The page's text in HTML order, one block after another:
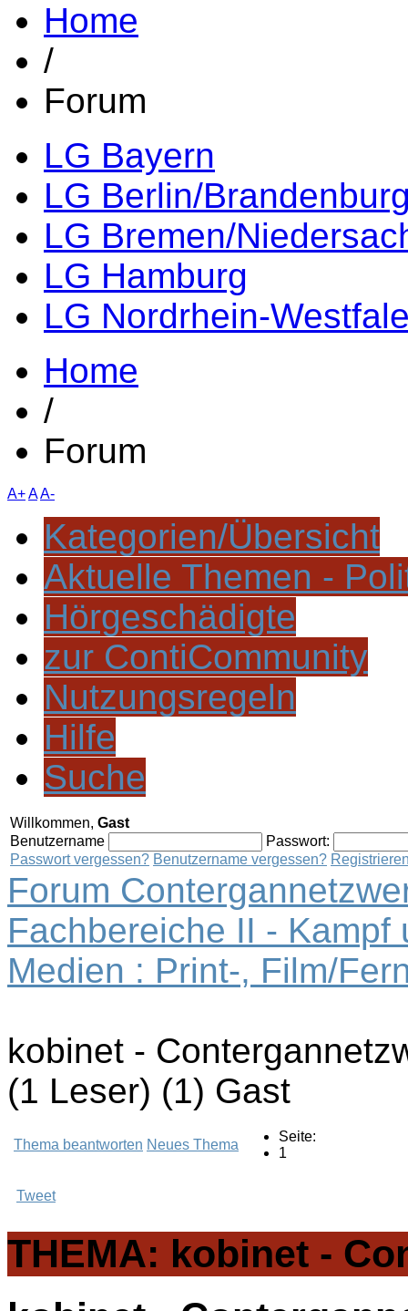
Home
/
Forum
LG Bayern
LG Berlin/
LG Bremen/
LG Hamburg
LG Nordrhein-
Home
/
Forum
A+AA-
Kategorien/Übersicht
Aktuelle Themen -
Hörgeschädigte
zur ContiCommunity
Nutzungsregeln
Hilfe
Suche
Willkommen, Gast
Benutzername
Passwort:
Passwort vergessen? Benutzername vergessen?
Forum
Fachbereiche II -
Medien : Print-, Film/
kobinet -
(1 Leser) (1) Gast
Thema beantworten Neues Thema
Seite:
1
Tweet
THEMA: kobinet -